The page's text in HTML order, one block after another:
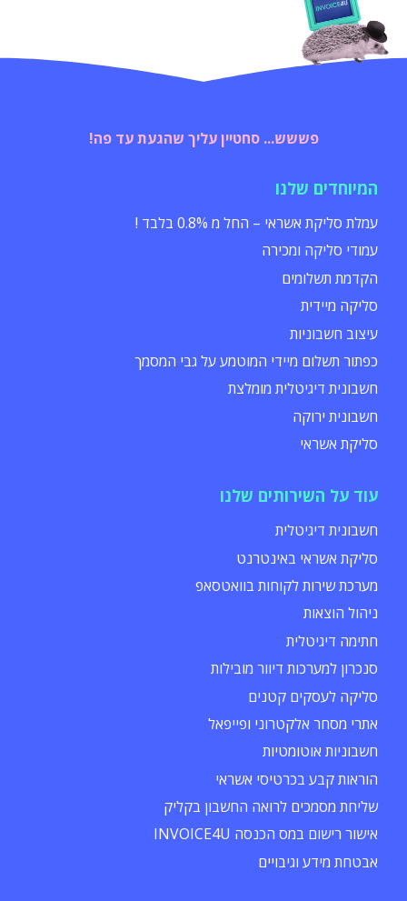
פששש... סחטיין עליך שהגעת עד פה!
המיוחדים שלנו
עמלת סליקת אשראי – החל מ 0.8% בלבד !
עמודי סליקה ומכירה
הקדמת תשלומים
סליקה מיידית
עיצוב חשבוניות
כפתור תשלום מיידי המוטמע על גבי המסמך
חשבונית דיגיטלית מומלצת
חשבונית ירוקה
סליקת אשראי
עוד על השירותים שלנו
חשבונית דיגיטלית
סליקת אשראי באינטרנט
מערכת שירות לקוחות בוואטסאפ
ניהול הוצאות
חתימה דיגיטלית
סנכרון למערכות דיוור מובילות
סליקה לעסקים קטנים
אתרי מסחר אלקטרוני ופייפאל
חשבוניות אוטומטיות
הוראות קבע בכרטיסי אשראי
שליחת מסמכים לרואה החשבון בקליק
אישור רישום במס הכנסה INVOICE4U
אבטחת מידע וגיבויים